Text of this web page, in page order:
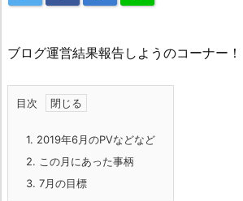
ブログ運営結果報告しようのコーナー！
目次
1. 2019年6月のPVなどなど
2. この月にあった事柄
3. 7月の目標